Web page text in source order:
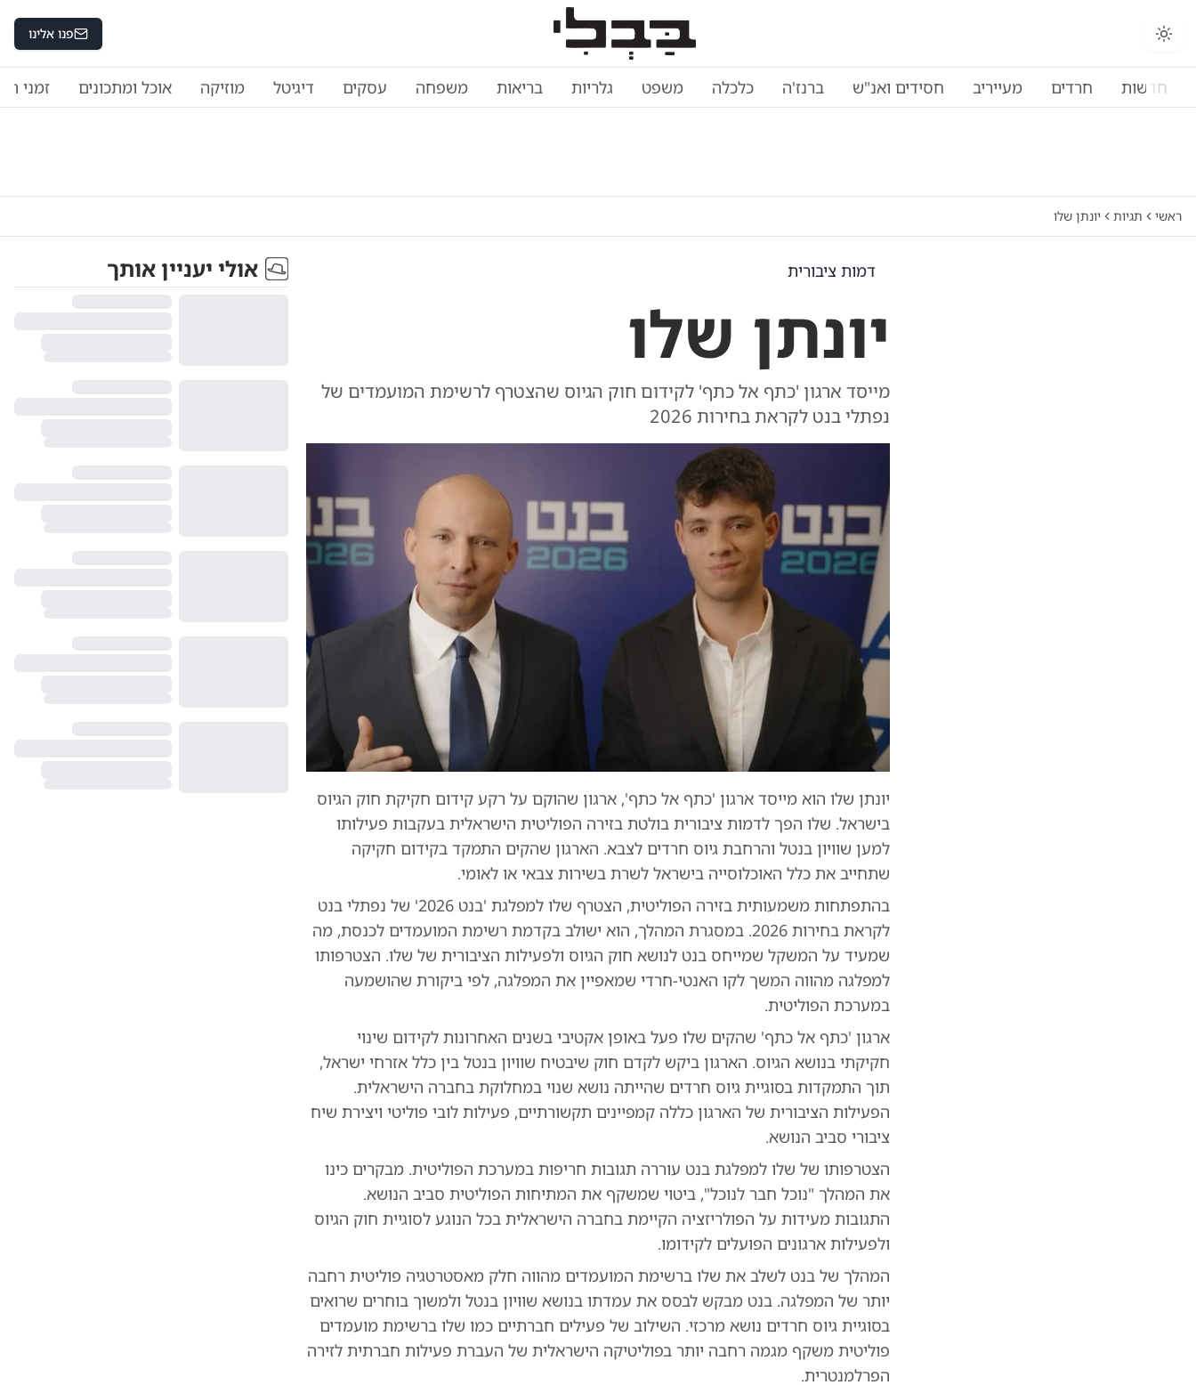
פנו אלינו
חדשות חרדים מעייריב חסידים ואנ"ש ברנז'ה כלכלה משפט גלריות בריאות משפחה עסקים דיגיטל מוזיקה אוכל ומתכונים זמני
ראשי תגיות יונתן שלו
דמות ציבורית
יונתן שלו
מייסד ארגון 'כתף אל כתף' לקידום חוק הגיוס שהצטרף לרשימת המועמדים של
נפתלי בנט לקראת בחירות 2026
יונתן שלו הוא מייסד ארגון 'כתף אל כתף', ארגון שהוקם על רקע קידום חקיקת חוק הגיוס
בישראל. שלו הפך לדמות ציבורית בולטת בזירה הפוליטית הישראלית בעקבות פעילותו
למען שוויון בנטל והרחבת גיוס חרדים לצבא. הארגון שהקים התמקד בקידום חקיקה
שתחייב את כלל האוכלוסייה בישראל לשרת בשירות צבאי או לאומי.
בהתפתחות משמעותית בזירה הפוליטית, הצטרף שלו למפלגת 'בנט 2026' של נפתלי בנט
לקראת בחירות 2026. במסגרת המהלך, הוא ישולב בקדמת רשימת המועמדים לכנסת, מה
שמעיד על המשקל שמייחס בנט לנושא חוק הגיוס ולפעילות הציבורית של שלו. הצטרפותו
למפלגה מהווה המשך לקו האנטי-חרדי שמאפיין את המפלגה, לפי ביקורת שהושמעה
במערכת הפוליטית.
ארגון 'כתף אל כתף' שהקים שלו פעל באופן אקטיבי בשנים האחרונות לקידום שינוי
חקיקתי בנושא הגיוס. הארגון ביקש לקדם חוק שיבטיח שוויון בנטל בין כלל אזרחי ישראל,
תוך התמקדות בסוגיית גיוס חרדים שהייתה נושא שנוי במחלוקת בחברה הישראלית.
הפעילות הציבורית של הארגון כללה קמפיינים תקשורתיים, פעילות לובי פוליטי ויצירת שיח
ציבורי סביב הנושא.
הצטרפותו של שלו למפלגת בנט עוררה תגובות חריפות במערכת הפוליטית. מבקרים כינו
את המהלך "נוכל חבר לנוכל", ביטוי שמשקף את המתיחות הפוליטית סביב הנושא.
התגובות מעידות על הפולריזציה הקיימת בחברה הישראלית בכל הנוגע לסוגיית חוק הגיוס
ולפעילות ארגונים הפועלים לקידומו.
המהלך של בנט לשלב את שלו ברשימת המועמדים מהווה חלק מאסטרטגיה פוליטית רחבה
יותר של המפלגה. בנט מבקש לבסס את עמדתו בנושא שוויון בנטל ולמשוך בוחרים שרואים
בסוגיית גיוס חרדים נושא מרכזי. השילוב של פעילים חברתיים כמו שלו ברשימת מועמדים
פוליטית משקף מגמה רחבה יותר בפוליטיקה הישראלית של העברת פעילות חברתית לזירה
הפרלמנטרית.
אולי יעניין אותך